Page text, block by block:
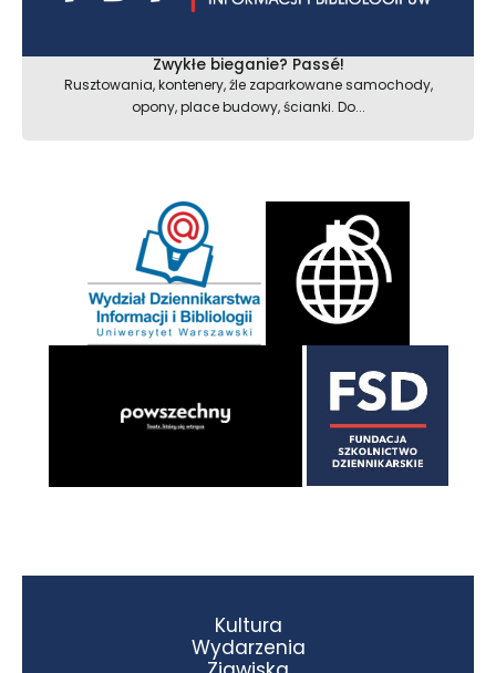
Zwykłe bieganie? Passé!
Rusztowania, kontenery, źle zaparkowane samochody,
opony, place budowy, ścianki. Do...
Kultura
Wydarzenia